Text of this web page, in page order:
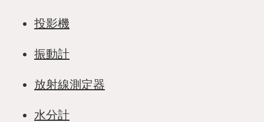
投影機
振動計
放射線測定器
水分計